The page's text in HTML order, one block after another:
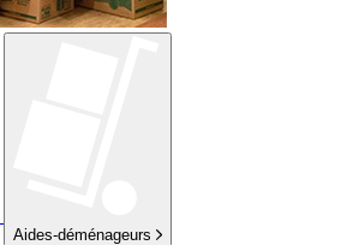
Aides-déménageurs